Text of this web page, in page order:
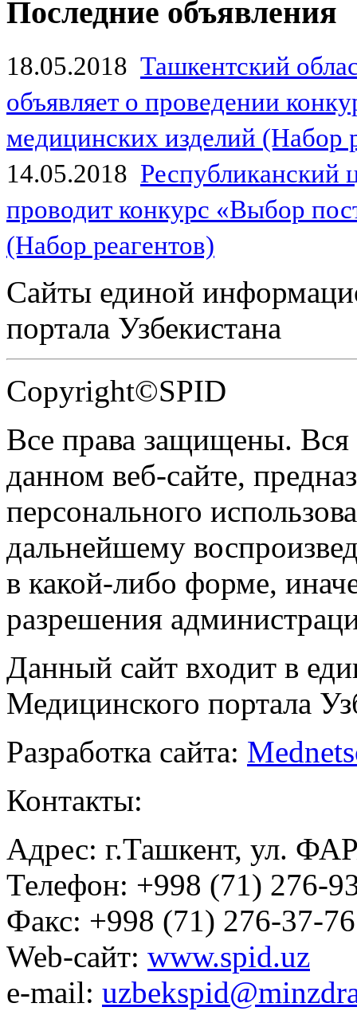
Последние объявления
18.05.2018 Ташкентский
объявляет о проведении
медицинских изделий (Набор
14.05.2018
проводит конкурс «Выбор
(Набор реагентов)
Сайты единой
портала Узбекистана
Copyright©SPID
Все права защищены.
данном веб-сайте,
персонального
дальнейшему
в какой-либо форме,
разрешения
Данный сайт входит в
Медицинского портала
Разработка сайта:
Контакты:
Адрес: г.Ташкент, ул.
Телефон: +998 (71) 276-
Факс: +998 (71) 276-37-76
Web-сайт: www.spid.uz
e-mail: